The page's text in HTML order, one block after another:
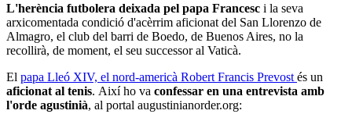
L'herència futbolera deixada pel papa Francesc i la seva
arxicomentada condició d'acèrrim aficionat del San Llorenzo de
Almagro, el club del barri de Boedo, de Buenos Aires, no la
recollirà, de moment, el seu successor al Vaticà.
El papa Lleó XIV, el nord-americà Robert Francis Prevost és un
aficionat al tenis. Així ho va confessar en una entrevista amb
l'orde agustinià, al portal augustinianorder.org: